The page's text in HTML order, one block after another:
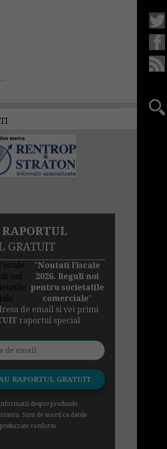
RAPORTUL
GRATUIT
"Noutati Fiscale
2026. Reguli noi
pentru societatile
comerciale"
de email si vei primi
raportul special
despre produsele
Sunt de acord ca datele
conform